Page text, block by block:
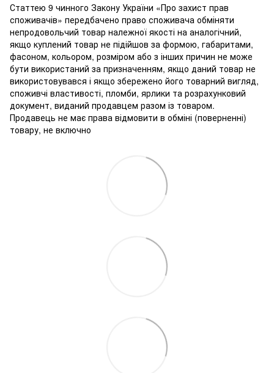
Статтею 9 чинного Закону України «Про захист прав
споживачів» передбачено право споживача обміняти
непродовольчий товар належної якості на аналогічний,
якщо куплений товар не підійшов за формою, габаритами,
фасоном, кольором, розміром або з інших причин не може
бути використаний за призначенням, якщо даний товар не
використовувався і якщо збережено його товарний вигляд,
споживчі властивості, пломби, ярлики та розрахунковий
документ, виданий продавцем разом із товаром.
Продавець не має права відмовити в обміні (поверненні)
товару, не включно